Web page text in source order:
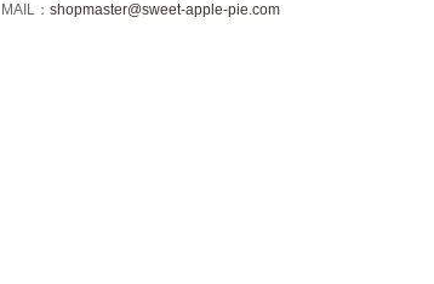
MAIL： shopmaster@sweet-apple-pie.com